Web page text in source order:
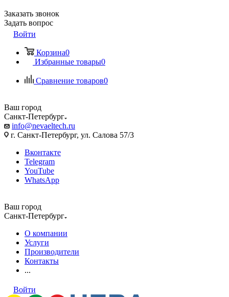
Заказать звонок
Задать вопрос
Войти
Корзина0
Избранные товары0
Сравнение товаров0
Ваш город
Санкт-Петербург
info@nevaeltech.ru
г. Санкт-Петербург, ул. Салова 57/3
Вконтакте
Telegram
YouTube
WhatsApp
Ваш город
Санкт-Петербург
О компании
Услуги
Производители
Контакты
...
Войти